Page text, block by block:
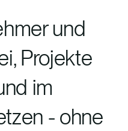
und
Projekte
im
- ohne